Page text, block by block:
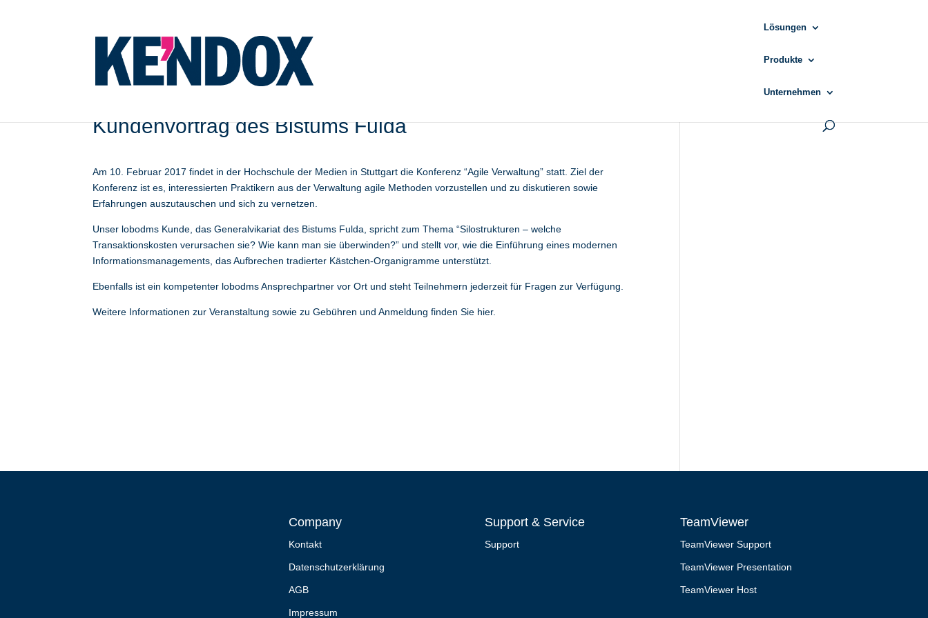
Lösungen
Produkte
Unternehmen
Kundenvortrag des Bistums Fulda
Am 10. Februar 2017 findet in der Hochschule der Medien in Stuttgart die Konferenz “Agile Verwaltung” statt. Ziel der
Konferenz ist es, interessierten Praktikern aus der Verwaltung agile Methoden vorzustellen und zu diskutieren sowie
Erfahrungen auszutauschen und sich zu vernetzen.
Unser lobodms Kunde, das Generalvikariat des Bistums Fulda, spricht zum Thema “Silostrukturen – welche
Transaktionskosten verursachen sie? Wie kann man sie überwinden?” und stellt vor, wie die Einführung eines modernen
Informationsmanagements, das Aufbrechen tradierter Kästchen-Organigramme unterstützt.
Ebenfalls ist ein kompetenter lobodms Ansprechpartner vor Ort und steht Teilnehmern jederzeit für Fragen zur Verfügung.
Weitere Informationen zur Veranstaltung sowie zu Gebühren und Anmeldung finden Sie hier.
Company
Kontakt
Datenschutzerklärung
AGB
Impressum
Support & Service
Support
TeamViewer
TeamViewer Support
TeamViewer Presentation
TeamViewer Host